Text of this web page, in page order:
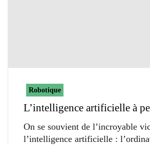
Robotique
L’intelligence artificielle à
On se souvient de l’incroyable
l’intelligence artificielle :